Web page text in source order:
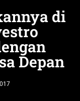
di
Depan